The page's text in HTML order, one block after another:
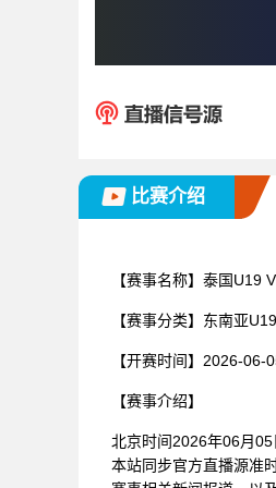
比赛介绍
【赛事名称】 泰国U19
【赛事分类】 东南亚U19
【开赛时间】 2026-06-
【赛事介绍】
北京时间2026年06月
本站同步官方直播源准